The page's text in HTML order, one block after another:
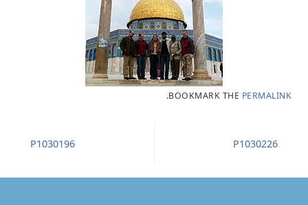
BOOKMARK THE PERMALINK
.
P1030226
P1030196